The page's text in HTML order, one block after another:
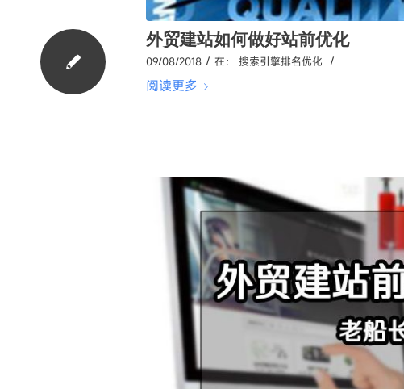
外贸建站如何做好站前优化
09/08/2018 / 在： 搜索引擎排名优化 /
阅读更多